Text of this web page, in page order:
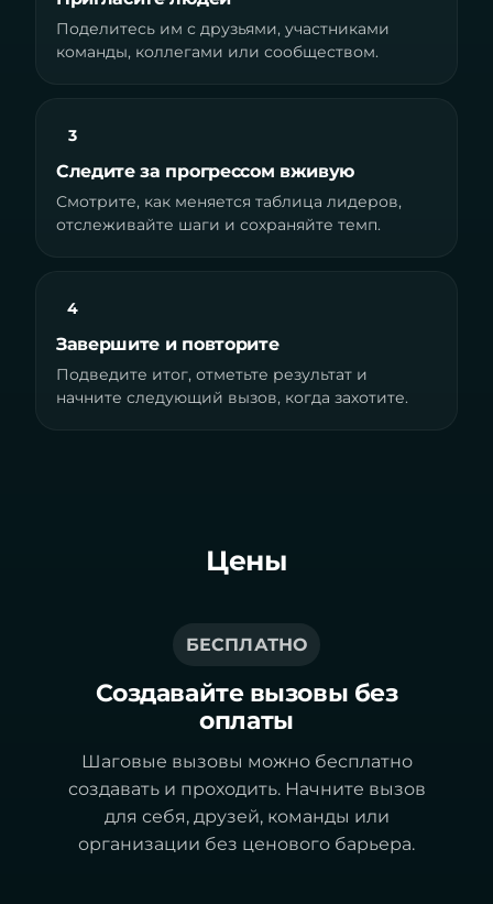
Поделитесь им с друзьями, участниками
команды, коллегами или сообществом.
3
Следите за прогрессом вживую
Смотрите, как меняется таблица лидеров,
отслеживайте шаги и сохраняйте темп.
4
Завершите и повторите
Подведите итог, отметьте результат и
начните следующий вызов, когда захотите.
Цены
БЕСПЛАТНО
Создавайте вызовы без
оплаты
Шаговые вызовы можно бесплатно
создавать и проходить. Начните вызов
для себя, друзей, команды или
организации без ценового барьера.